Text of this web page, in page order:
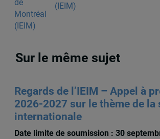
(IEIM)
Sur le même sujet
Regards de l’IEIM – Appel à
2026-2027 sur le thème de la
internationale
Date limite de soumission : 30